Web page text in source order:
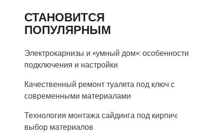
СТАНОВИТСЯ
ПОПУЛЯРНЫМ
Электрокарнизы и «умный дом»: особенности
подключения и настройки
Качественный ремонт туалета под ключ с
современными материалами
Технология монтажа сайдинга под кирпич:
выбор материалов